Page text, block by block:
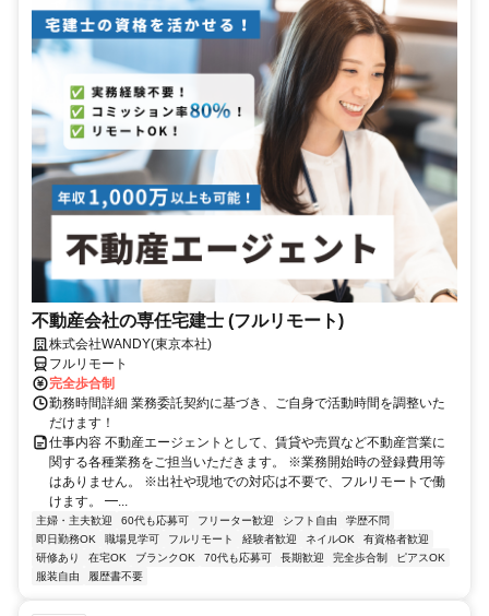
不動産会社の専任宅建士 (フルリモート)
株式会社WANDY(東京本社)
フルリモート
完全歩合制
勤務時間詳細 業務委託契約に基づき、ご自身で活動時間を調整いた
だけます！
仕事内容 不動産エージェントとして、賃貸や売買など不動産営業に
関する各種業務をご担当いただきます。 ※業務開始時の登録費用等
はありません。 ※出社や現地での対応は不要で、フルリモートで働
けます。 ━...
主婦・主夫歓迎 60代も応募可 フリーター歓迎 シフト自由
学歴不問
即日勤務OK
職場見学可 フルリモート 経験者歓迎 ネイルOK
有資格者歓迎
研修あり
在宅OK ブランクOK 70代も応募可 長期歓迎 完全歩合制
ピアスOK
服装自由
履歴書不要